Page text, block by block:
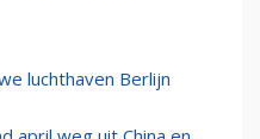
luchthaven Berlijn